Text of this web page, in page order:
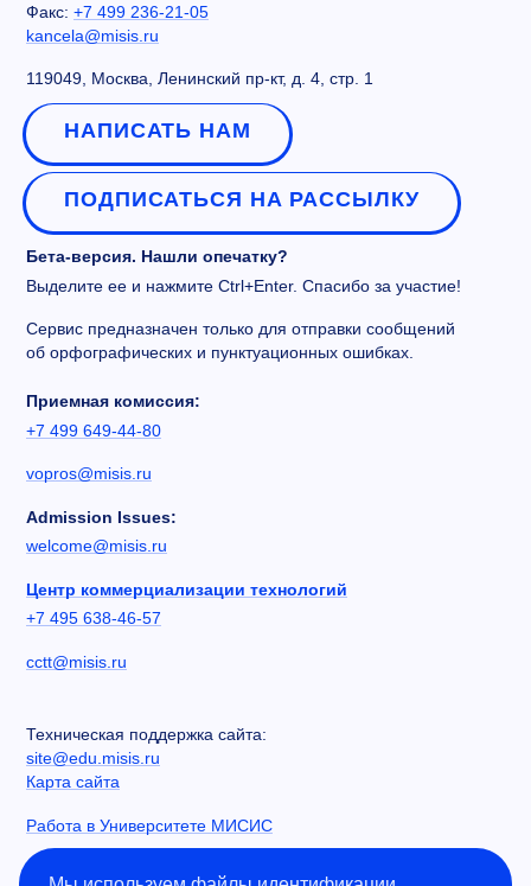
Факс: +7 499 236-21-05
kancela@misis.ru
119049, Москва, Ленинский пр-кт, д. 4, стр. 1
НАПИСАТЬ НАМ
ПОДПИСАТЬСЯ НА РАССЫЛКУ
Бета-версия. Нашли опечатку?
Выделите ее и нажмите Ctrl+Enter. Спасибо за участие!
Сервис предназначен только для отправки сообщений
об орфографических и пунктуационных ошибках.
Приемная комиссия:
+7 499 649-44-80
vopros@misis.ru
Admission Issues:
welcome@misis.ru
Центр коммерциализации технологий
+7 495 638-46-57
cctt@misis.ru
Техническая поддержка сайта:
site@edu.misis.ru
Карта сайта
Работа в Университете МИСИС